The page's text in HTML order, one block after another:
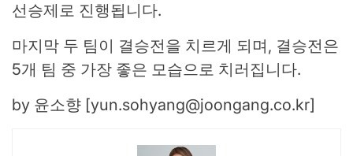
선승제로 진행됩니다.
마지막 두 팀이 결승전을 치르게 되며, 결승전은
5개 팀 중 가장 좋은 모습으로 치러집니다.
by 윤소향 [yun.sohyang@joongang.co.kr]